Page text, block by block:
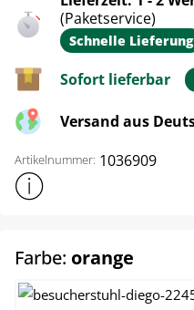
(Paketservice)
Schnelle Lieferung
Sofort lieferbar
Versand aus
Artikelnummer: 1036909
Weitere
Farbe: orange